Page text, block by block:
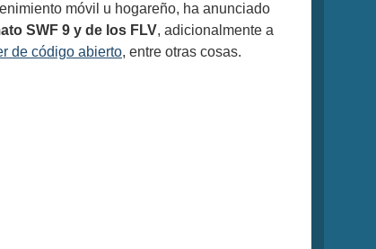
móvil u hogareño, ha anunciado
SWF 9 y de los FLV, adicionalmente a
de código abierto, entre otras cosas.